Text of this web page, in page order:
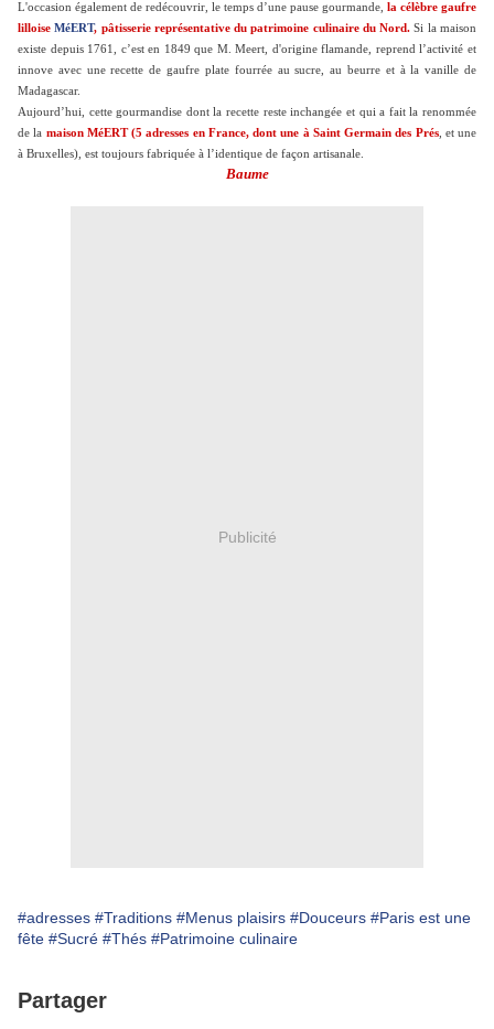
L'occasion également de redécouvrir, le temps d’une pause gourmande, la célèbre gaufre
lilloiseMéERT, pâtisserie représentative du patrimoine culinaire du Nord. Si la maison
existe depuis 1761, c’est en 1849 que M. Meert, d'origine flamande, reprend l’activité et
innove avec une recette de gaufre plate fourrée au sucre, au beurre et à la vanille de
Madagascar.
Aujourd’hui, cette gourmandise dont la recette reste inchangée et qui a fait la renommée
de la maison MéERT (5 adresses en France, dont une à Saint Germain des Prés, et une
à Bruxelles), est toujours fabriquée à l’identique de façon artisanale.
Baume
Publicité
#adresses #Traditions #Menus plaisirs #Douceurs #Paris est une
fête #Sucré #Thés #Patrimoine culinaire
Partager